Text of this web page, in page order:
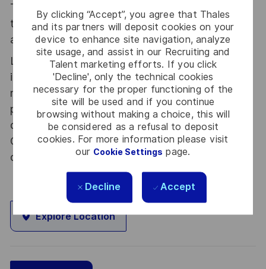
By clicking “Accept”, you agree that Thales
and its partners will deposit cookies on your
device to enhance site navigation, analyze
site usage, and assist in our Recruiting and
Talent marketing efforts. If you click
'Decline', only the technical cookies
necessary for the proper functioning of the
site will be used and if you continue
browsing without making a choice, this will
be considered as a refusal to deposit
cookies. For more information please visit
our Cookie Settings page.
Decline Accept
Thales, entreprise Handi-Engagée, reconnait
tous les talents. La diversité est notre meilleur
atout. Postulez et rejoignez nous !
Le poste pouvant nécessiter d'accéder à des
informations relevant du secret de la défense
nationale, la personne retenue fera l'objet d'une
procédure d’habilitation, conformément aux
dispositions des articles R.2311-1 et suivants du
Code de la défense et de l’IGI 1300 SGDSN/PSE
du 09 août 2021.
Explore Location